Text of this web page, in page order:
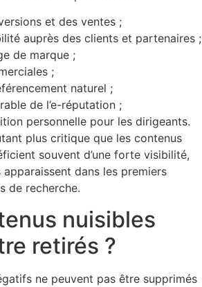
et des ventes ;
auprès des clients et partenaires ;
de marque ;
;
naturel ;
de l’e-réputation ;
personnelle pour les dirigeants.
plus critique que les contenus
souvent d’une forte visibilité,
apparaissent dans les premiers
de recherche.
nuisibles
retirés ?
ne peuvent pas être supprimés